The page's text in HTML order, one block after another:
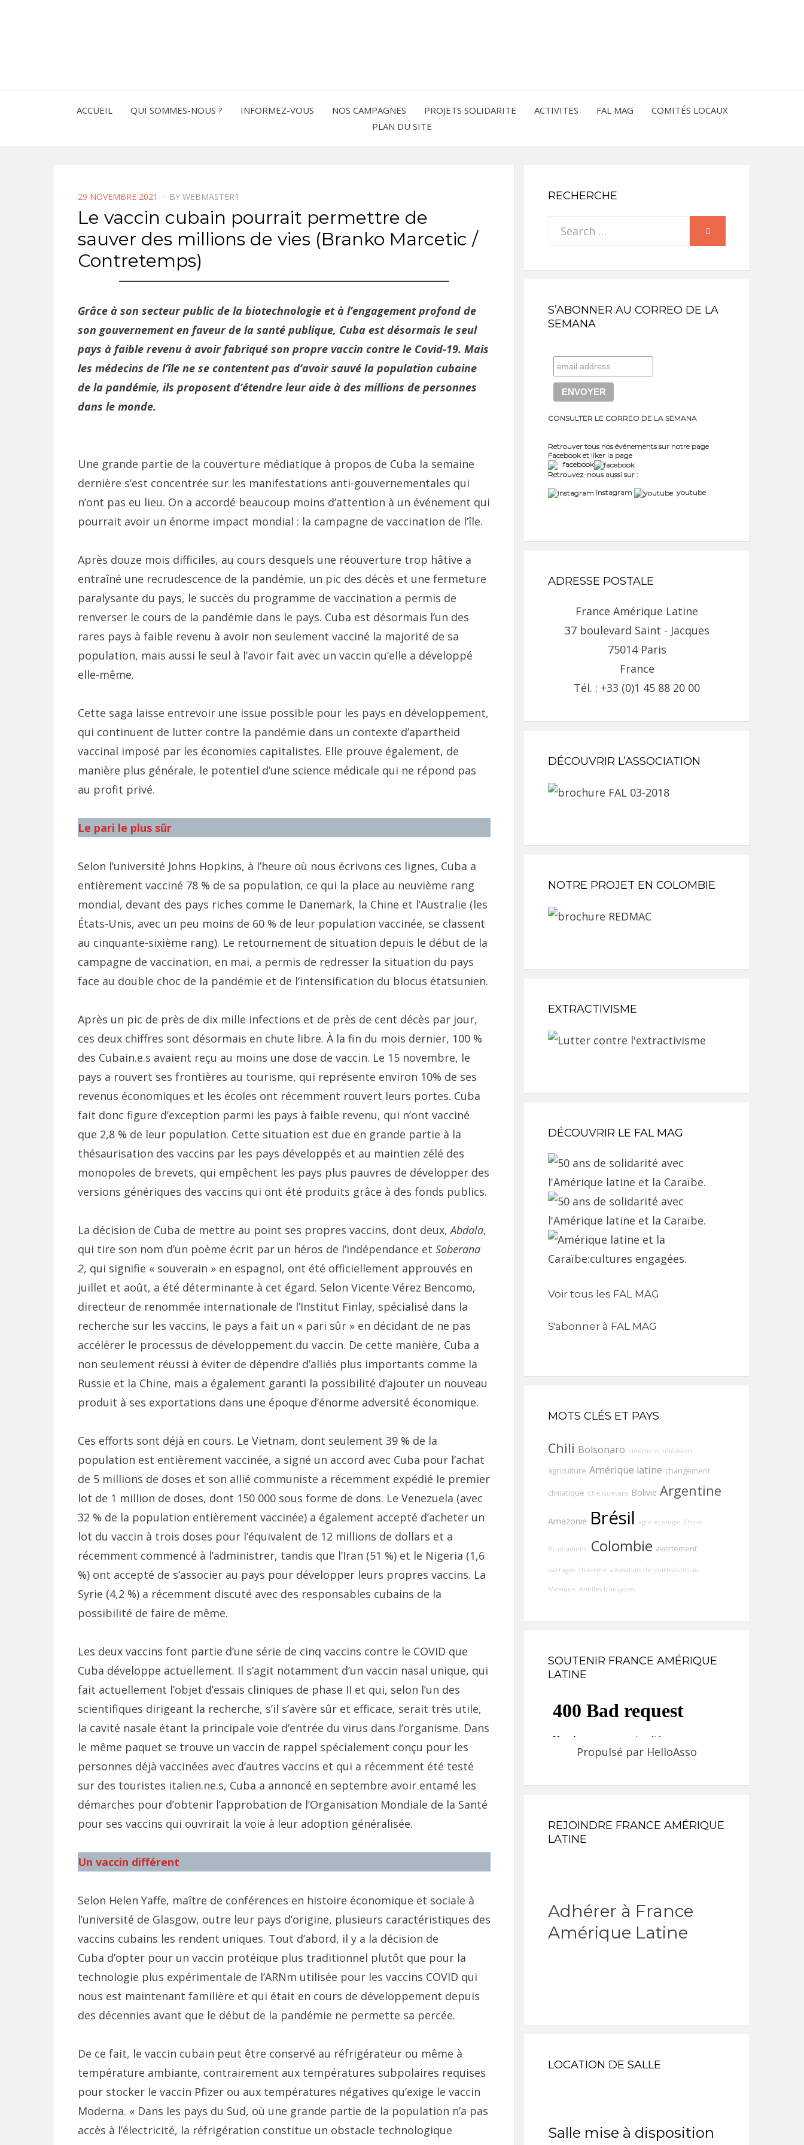
AMERIQUE
LATINE
ACCUEIL QUI SOMMES-NOUS ? INFORMEZ-VOUS NOS CAMPAGNES PROJETS SOLIDARITE ACTIVITES FAL MAG
COMITÉS LOCAUX
PLAN DU SITE
POSTED
ON
29 NOVEMBRE 2021 BY WEBMASTER1
Le vaccin cubain pourrait permettre de
sauver des millions de vies (Branko Marcetic /
Contretemps)
Grâce à son secteur public de la biotechnologie et à l’engagement profond de
son gouvernement en faveur de la santé publique, Cuba est désormais le seul
pays à faible revenu à avoir fabriqué son propre vaccin contre le Covid-19. Mais
les médecins de l’île ne se contentent pas d’avoir sauvé la population cubaine
de la pandémie, ils proposent d’étendre leur aide à des millions de personnes
dans le monde.
Une grande partie de la couverture médiatique à propos de Cuba la semaine
dernière s’est concentrée sur les manifestations anti-gouvernementales qui
n’ont pas eu lieu. On a accordé beaucoup moins d’attention à un événement qui
pourrait avoir un énorme impact mondial : la campagne de vaccination de l’île.
Après douze mois difficiles, au cours desquels une réouverture trop hâtive a
entraîné une recrudescence de la pandémie, un pic des décès et une fermeture
paralysante du pays, le succès du programme de vaccination a permis de
renverser le cours de la pandémie dans le pays. Cuba est désormais l’un des
rares pays à faible revenu à avoir non seulement vacciné la majorité de sa
population, mais aussi le seul à l’avoir fait avec un vaccin qu’elle a développé
elle-même.
Cette saga laisse entrevoir une issue possible pour les pays en développement,
qui continuent de lutter contre la pandémie dans un contexte d’apartheid
vaccinal imposé par les économies capitalistes. Elle prouve également, de
manière plus générale, le potentiel d’une science médicale qui ne répond pas
au profit privé.
Le pari le plus sûr
Selon l’université Johns Hopkins, à l’heure où nous écrivons ces lignes, Cuba a
entièrement vacciné 78 % de sa population, ce qui la place au neuvième rang
mondial, devant des pays riches comme le Danemark, la Chine et l’Australie (les
États-Unis, avec un peu moins de 60 % de leur population vaccinée, se classent
au cinquante-sixième rang). Le retournement de situation depuis le début de la
campagne de vaccination, en mai, a permis de redresser la situation du pays
face au double choc de la pandémie et de l’intensification du blocus étatsunien.
Après un pic de près de dix mille infections et de près de cent décès par jour,
ces deux chiffres sont désormais en chute libre. À la fin du mois dernier, 100 %
des Cubain.e.s avaient reçu au moins une dose de vaccin. Le 15 novembre, le
pays a rouvert ses frontières au tourisme, qui représente environ 10% de ses
revenus économiques et les écoles ont récemment rouvert leurs portes. Cuba
fait donc figure d’exception parmi les pays à faible revenu, qui n’ont vacciné
que 2,8 % de leur population. Cette situation est due en grande partie à la
thésaurisation des vaccins par les pays développés et au maintien zélé des
monopoles de brevets, qui empêchent les pays plus pauvres de développer des
versions génériques des vaccins qui ont été produits grâce à des fonds publics.
La décision de Cuba de mettre au point ses propres vaccins, dont deux,Abdala,
qui tire son nom d’un poème écrit par un héros de l’indépendance et Soberana
2, qui signifie « souverain » en espagnol, ont été officiellement approuvés en
juillet et août, a été déterminante à cet égard. Selon Vicente Vérez Bencomo,
directeur de renommée internationale de l’Institut Finlay, spécialisé dans la
recherche sur les vaccins, le pays a fait un « pari sûr » en décidant de ne pas
accélérer le processus de développement du vaccin. De cette manière, Cuba a
non seulement réussi à éviter de dépendre d’alliés plus importants comme la
Russie et la Chine, mais a également garanti la possibilité d’ajouter un nouveau
produit à ses exportations dans une époque d’énorme adversité économique.
Ces efforts sont déjà en cours. Le Vietnam, dont seulement 39 % de la
population est entièrement vaccinée, a signé un accord avec Cuba pour l’achat
de 5 millions de doses et son allié communiste a récemment expédié le premier
lot de 1 million de doses, dont 150 000 sous forme de dons. Le Venezuela (avec
32 % de la population entièrement vaccinée) a également accepté d’acheter un
lot du vaccin à trois doses pour l’équivalent de 12 millions de dollars et a
récemment commencé à l’administrer, tandis que l’Iran (51 %) et le Nigeria (1,6
%) ont accepté de s’associer au pays pour développer leurs propres vaccins. La
Syrie (4,2 %) a récemment discuté avec des responsables cubains de la
possibilité de faire de même.
Les deux vaccins font partie d’une série de cinq vaccins contre le COVID que
Cuba développe actuellement. Il s’agit notamment d’un vaccin nasal unique, qui
fait actuellement l’objet d’essais cliniques de phase II et qui, selon l’un des
scientifiques dirigeant la recherche, s’il s’avère sûr et efficace, serait très utile,
la cavité nasale étant la principale voie d’entrée du virus dans l’organisme. Dans
le même paquet se trouve un vaccin de rappel spécialement conçu pour les
personnes déjà vaccinées avec d’autres vaccins et qui a récemment été testé
sur des touristes italien.ne.s, Cuba a annoncé en septembre avoir entamé les
démarches pour d’obtenir l’approbation de l’Organisation Mondiale de la Santé
pour ses vaccins qui ouvrirait la voie à leur adoption généralisée.
Un vaccin différent
Selon Helen Yaffe, maître de conférences en histoire économique et sociale à
l’université de Glasgow, outre leur pays d’origine, plusieurs caractéristiques des
vaccins cubains les rendent uniques. Tout d’abord, il y a la décision de
Cuba d’opter pour un vaccin protéique plus traditionnel plutôt que pour la
technologie plus expérimentale de l’ARNm utilisée pour les vaccins COVID qui
nous est maintenant familière et qui était en cours de développement depuis
des décennies avant que le début de la pandémie ne permette sa percée.
De ce fait, le vaccin cubain peut être conservé au réfrigérateur ou même à
température ambiante, contrairement aux températures subpolaires requises
pour stocker le vaccin Pfizer ou aux températures négatives qu’exige le vaccin
Moderna. « Dans les pays du Sud, où une grande partie de la population n’a pas
accès à l’électricité, la réfrigération constitue un obstacle technologique
RECHERCHE
Search
S’ABONNER AU CORREO DE LA
SEMANA
CONSULTER LE CORREO DE LA SEMANA
Retrouver tous nos événements sur notre page
Facebook et liker la page
facebook
Retrouvez-nous aussi sur :
instagram
youtube
ADRESSE POSTALE
France Amérique Latine
37 boulevard Saint - Jacques
75014 Paris
France
Tél. : +33 (0)1 45 88 20 00
DÉCOUVRIR L’ASSOCIATION
NOTRE PROJET EN COLOMBIE
EXTRACTIVISME
DÉCOUVRIR LE FAL MAG
Voir tous les FAL MAG
S'abonner à FAL MAG
MOTS CLÉS ET PAYS
Chili Bolsonaro cinéma et télévision
agriculture Amérique latine changement
climatique Che Guevara Bolivie Argentine
Amazonie Brésil agro-écologie Chine
Brumadinho Colombie avortement
barrages chavisme assassinats de journalistes au
Mexique Antilles françaises
SOUTENIR FRANCE AMÉRIQUE
LATINE
Propulsé par HelloAsso
REJOINDRE FRANCE AMÉRIQUE
LATINE
Adhérer à France
Amérique Latine
LOCATION DE SALLE
Salle mise à disposition